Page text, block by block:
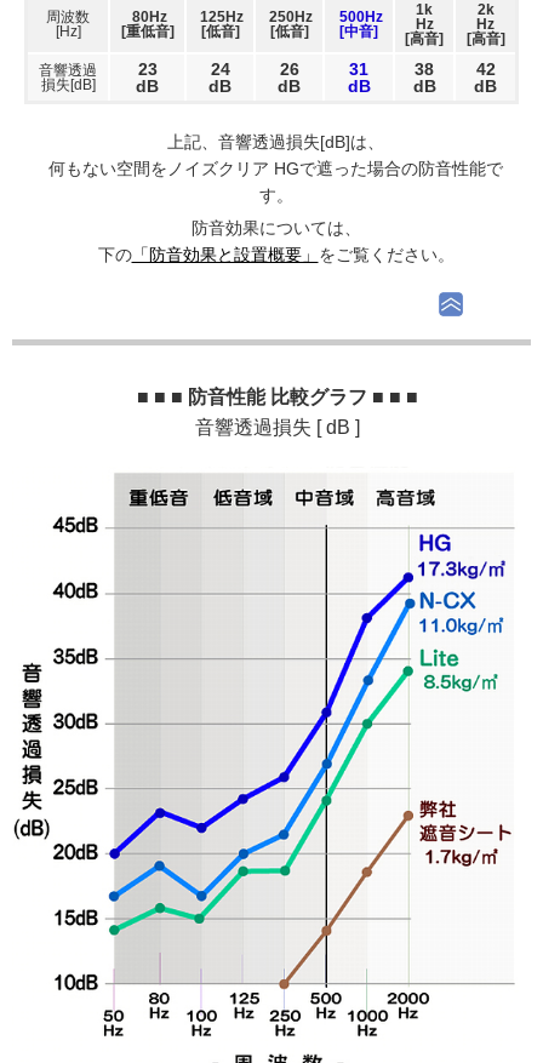
周波数
[Hz]
80Hz
[重低音]
125Hz
[低音]
250Hz
[低音]
500Hz
[中音]
1k
Hz
[高音]
2k
Hz
[高音]
音響透過
損失[dB]
23
dB
24
dB
26
dB
31
dB
38
dB
42
dB
上記、音響透過損失[dB]は、
何もない空間をノイズクリア HGで遮った場合の防音性能で
す。
防音効果については、
下の「防音効果と設置概要」 をご覧ください。
■ ■ ■ 防音性能 比較グラフ ■ ■ ■
音響透過損失 [ dB ]